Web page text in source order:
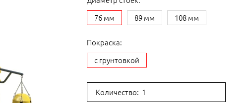
76 мм
89 мм 108 мм
Покраска:
с грунтовкой
Количество: